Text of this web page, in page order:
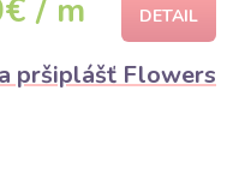
/ m DETAIL
pršiplášť Flowers